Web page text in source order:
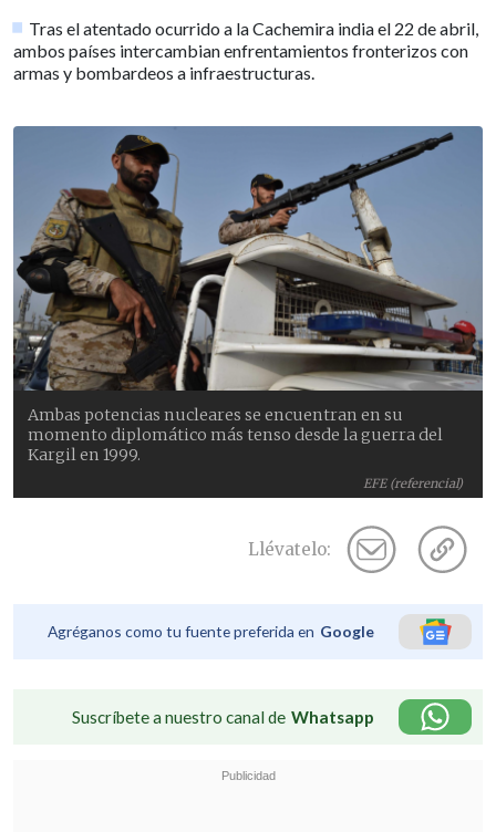
Tras el atentado ocurrido a la Cachemira india el 22 de abril,
ambos países intercambian enfrentamientos fronterizos con
armas y bombardeos a infraestructuras.
EFE (referencial)
Ambas potencias nucleares se encuentran en su
momento diplomático más tenso desde la guerra del
Kargil en 1999.
Llévatelo:
Agréganos como tu fuente preferida en Google
Suscríbete a nuestro canal de Whatsapp